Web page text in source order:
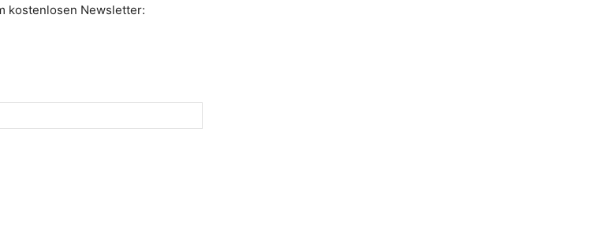
kostenlosen Newsletter: